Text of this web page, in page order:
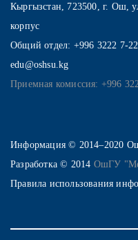
Кыргызстан, 723500, г. Ош,
корпус
Общий отдел: +996 3222 7-
edu@oshsu.kg
Приемная комиссия: +996
Информация © 2014–2020
Разработка © 2014 ОшГУ
Правила использования